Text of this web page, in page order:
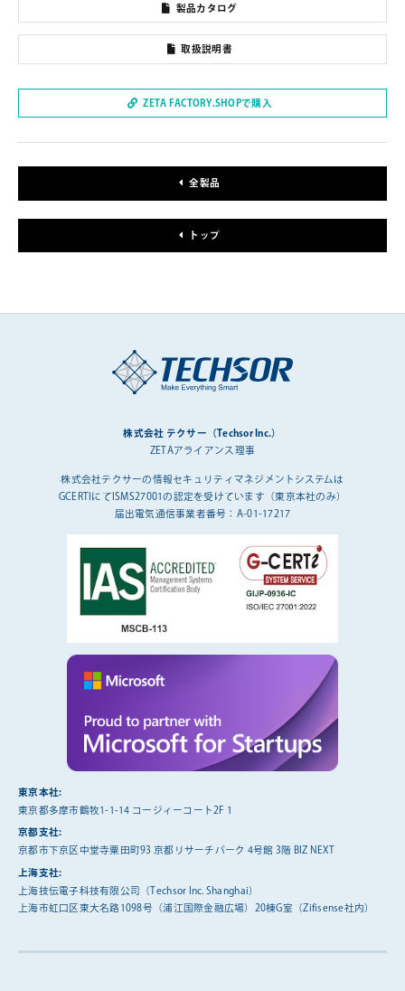
製品カタログ
取扱説明書
ZETA FACTORY.SHOPで購入
全製品
トップ
株式会社 テクサー（Techsor Inc.）
ZETAアライアンス理事
株式会社テクサーの情報セキュリティマネジメントシステムは
GCERTIにてISMS27001の認定を受けています（東京本社のみ）
届出電気通信事業者番号：A-01-17217
東京本社:
東京都多摩市鶴牧1-1-14 コージィーコート2F 1
京都支社:
京都市下京区中堂寺粟田町93 京都リサーチパーク 4号館 3階 BIZ NEXT
上海支社:
上海技伝電子科技有限公司（Techsor Inc. Shanghai）
上海市虹口区東大名路1098号（浦江国際金融広場）20棟G室（Zifisense社内）